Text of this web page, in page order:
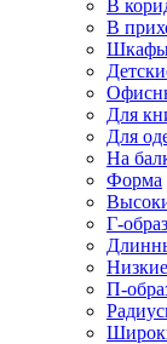
В
В
Для
Для
На
Форма
Г-
Низкие
П-